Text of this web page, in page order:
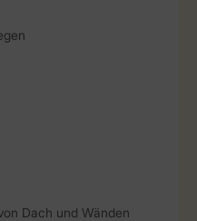
Dach und Wänden